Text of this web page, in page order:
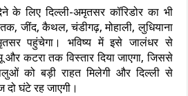
के लिए दिल्ली-अमृतसर कॉरिडोर का भी
जींद, कैथल, चंडीगढ़, मोहाली, लुधियाना
पहुंचेगा। भविष्य में इसे जालंधर से
और कटरा तक विस्तार दिया जाएगा, जिससे
को बड़ी राहत मिलेगी और दिल्ली से
घंटे रह जाएगी।